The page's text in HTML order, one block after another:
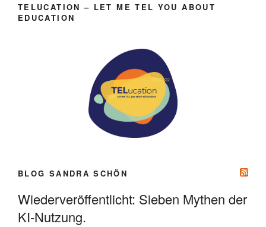
TELUCATION – LET ME TEL YOU ABOUT
EDUCATION
BLOG SANDRA SCHÖN
Wiederveröffentlicht: Sieben Mythen der
KI-Nutzung.